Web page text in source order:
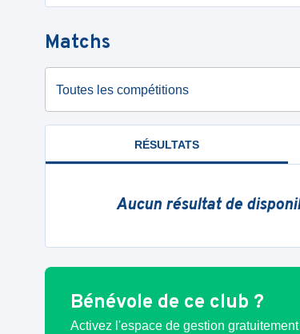
Matchs
Toutes les compétitions
RÉSULTATS
Aucun résultat de
Bénévole de ce club ?
Activez l'espace de gestion